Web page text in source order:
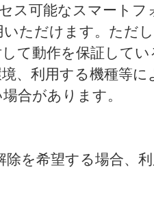
ス可能なスマートフ
ただけます。ただし
て動作を保証してい
、利用する機種等に
合があります。
を希望する場合、